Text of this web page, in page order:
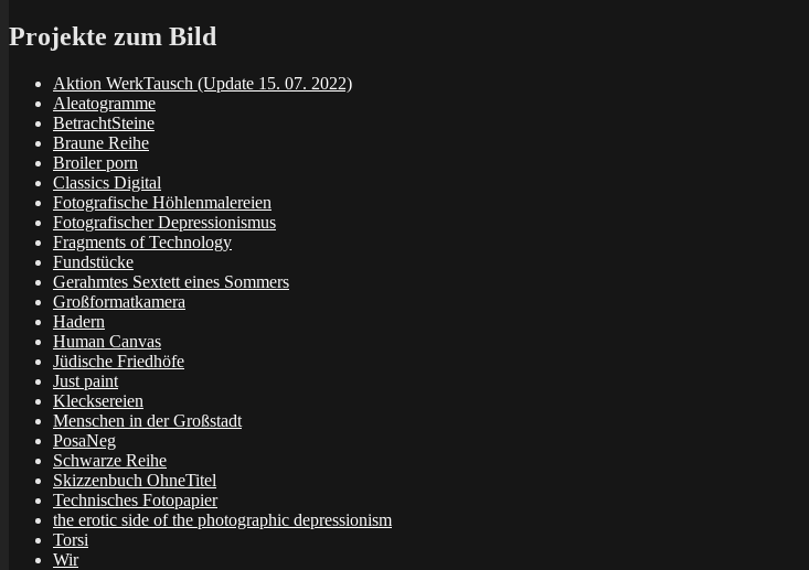
Projekte zum Bild
Aktion WerkTausch (Update 15. 07. 2022)
Aleatogramme
BetrachtSteine
Braune Reihe
Broiler porn
Classics Digital
Fotografische Höhlenmalereien
Fotografischer Depressionismus
Fragments of Technology
Fundstücke
Gerahmtes Sextett eines Sommers
Großformatkamera
Hadern
Human Canvas
Jüdische Friedhöfe
Just paint
Klecksereien
Menschen in der Großstadt
PosaNeg
Schwarze Reihe
Skizzenbuch OhneTitel
Technisches Fotopapier
the erotic side of the photographic depressionism
Torsi
Wir